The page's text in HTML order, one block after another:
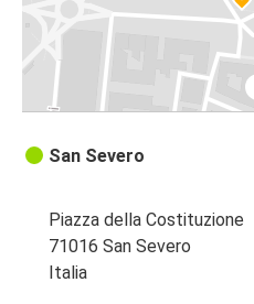
San Severo
Piazza della Costituzione
71016 San Severo
Italia